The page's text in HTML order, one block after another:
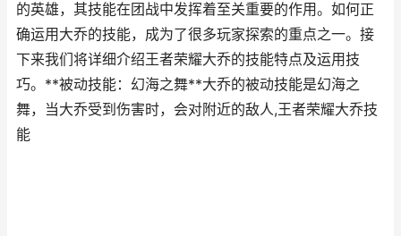
的英雄，其技能在团战中发挥着至关重要的作用。如何正
确运用大乔的技能，成为了很多玩家探索的重点之一。接
下来我们将详细介绍王者荣耀大乔的技能特点及运用技
巧。**被动技能：幻海之舞**大乔的被动技能是幻海之
舞，当大乔受到伤害时，会对附近的敌人,王者荣耀大乔技
能